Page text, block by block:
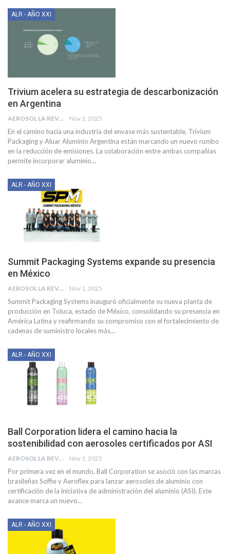
ALR - AÑO XXI
Trivium acelera su estrategia de descarbonización
en Argentina
AEROSOL LA REVISTA Nov 1, 2025
En el camino hacia una industria del envase más sustentable, Trivium
Packaging y Aluar Aluminio Argentina están marcando un nuevo rumbo
en la reducción de emisiones. La colaboración entre ambas compañías
permite incorporar aluminio…
ALR - AÑO XXI
Summit Packaging Systems expande su presencia
en México
AEROSOL LA REVISTA Nov 1, 2025
Summit Packaging Systems inauguró oficialmente su nueva planta de
producción en Toluca, estado de México, consolidando su presencia en
América Latina y reafirmando su compromiso con el fortalecimiento de
cadenas de suministro locales más…
ALR - AÑO XXI
Ball Corporation lidera el camino hacia la
sostenibilidad con aerosoles certificados por ASI
AEROSOL LA REVISTA Nov 1, 2025
Por primera vez en el mundo, Ball Corporation se asoció con las marcas
brasileñas Soffie y Aeroflex para lanzar aerosoles de aluminio con
certificación de la iniciativa de administración del aluminio (ASI). Este
avance marca un nuevo…
ALR - AÑO XXI